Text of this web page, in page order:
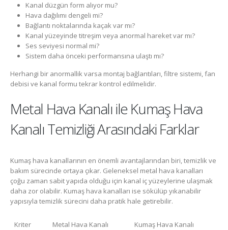
Kanal düzgün form alıyor mu?
Hava dağılımı dengeli mi?
Bağlantı noktalarında kaçak var mı?
Kanal yüzeyinde titreşim veya anormal hareket var mı?
Ses seviyesi normal mi?
Sistem daha önceki performansına ulaştı mı?
Herhangi bir anormallik varsa montaj bağlantıları, filtre sistemi, fan
debisi ve kanal formu tekrar kontrol edilmelidir.
Metal Hava Kanalı ile Kumaş Hava
Kanalı Temizliği Arasındaki Farklar
Kumaş hava kanallarının en önemli avantajlarından biri, temizlik ve
bakım sürecinde ortaya çıkar. Geleneksel metal hava kanalları
çoğu zaman sabit yapıda olduğu için kanal iç yüzeylerine ulaşmak
daha zor olabilir. Kumaş hava kanalları ise sökülüp yıkanabilir
yapısıyla temizlik sürecini daha pratik hale getirebilir.
Kriter Metal Hava Kanalı
Kumaş Hava Kanalı